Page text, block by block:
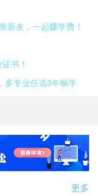
新友，一起赚学费！
书！
多专业任选3年畅学
更多